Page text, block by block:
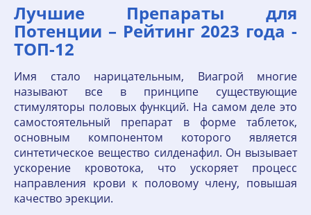
Лучшие Препараты для
Потенции – Рейтинг 2023 года -
ТОП-12
Имя стало нарицательным, Виагрой многие
называют все в принципе существующие
стимуляторы половых функций. На самом деле это
самостоятельный препарат в форме таблеток,
основным компонентом которого является
синтетическое вещество силденафил. Он вызывает
ускорение кровотока, что ускоряет процесс
направления крови к половому члену, повышая
качество эрекции.